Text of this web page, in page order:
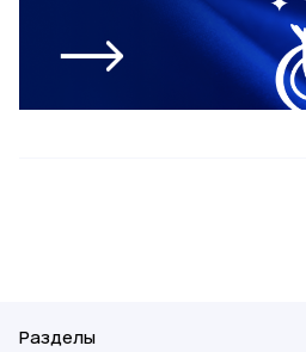
Разделы